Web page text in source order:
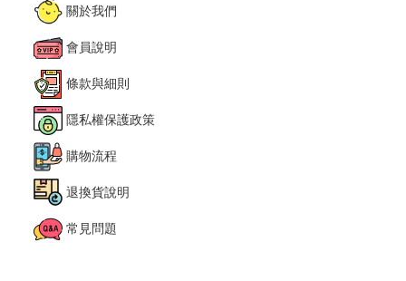
關於我們
會員說明
條款與細則
隱私權保護政策
購物流程
退換貨說明
常見問題